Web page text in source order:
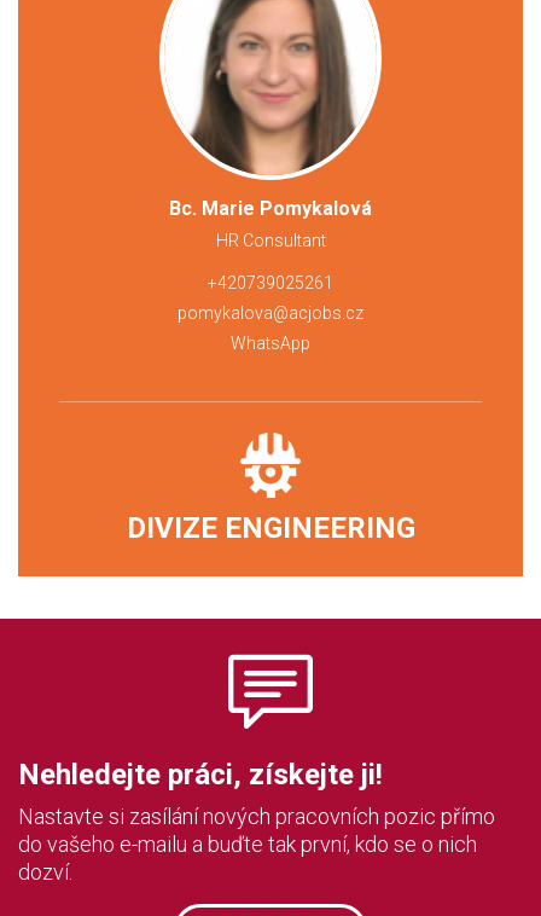
Bc. Marie Pomykalová
HR Consultant
+420739025261
pomykalova@acjobs.cz
WhatsApp
DIVIZE ENGINEERING
Nehledejte práci, získejte ji!
Nastavte si zasílání nových pracovních pozic přímo
do vašeho e-mailu a buďte tak první, kdo se o nich
dozví.